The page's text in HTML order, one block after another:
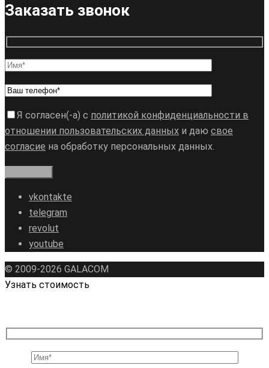
Заказать звонок
Я согласен(-а) с политикой конфиденциальности в
отношении пользовательских данных и даю свое
согласие на обработку персональных данных.
vkontakte
telegram
revolut
youtube
© 2009-2026 GALAСOM
Узнать стоимость